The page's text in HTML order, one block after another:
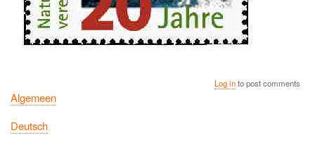
Log into post comments
Algemeen
Deutsch